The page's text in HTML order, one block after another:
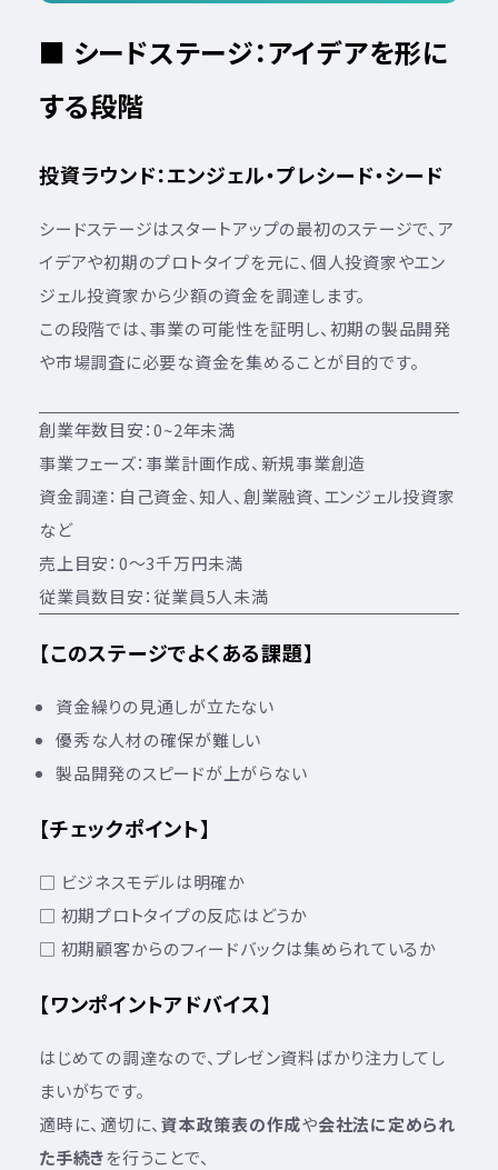
■ シードステージ：アイデアを形に
する段階
投資ラウンド：エンジェル・プレシード・シード
シードステージはスタートアップの最初のステージで、ア
イデアや初期のプロトタイプを元に、個人投資家やエン
ジェル投資家から少額の資金を調達します。
この段階では、事業の可能性を証明し、初期の製品開発
や市場調査に必要な資金を集めることが目的です。
創業年数目安：0~2年未満
事業フェーズ：事業計画作成、新規事業創造
資金調達：自己資金、知人、創業融資、エンジェル投資家
など
売上目安：0～3千万円未満
従業員数目安：従業員5人未満
【このステージでよくある課題】
資金繰りの見通しが立たない
優秀な人材の確保が難しい
製品開発のスピードが上がらない
【チェックポイント】
□ ビジネスモデルは明確か
□ 初期プロトタイプの反応はどうか
□ 初期顧客からのフィードバックは集められているか
【ワンポイントアドバイス】
はじめての調達なので、プレゼン資料ばかり注力してし
まいがちです。
適時に、適切に、 資本政策表の作成や会社法に定められ
た手続きを行うことで、